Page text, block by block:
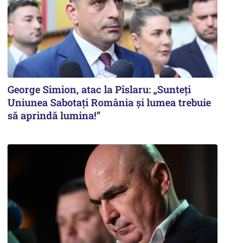
George Simion, atac la Pîslaru: „Sunteți
Uniunea Sabotați România și lumea trebuie
să aprindă lumina!”